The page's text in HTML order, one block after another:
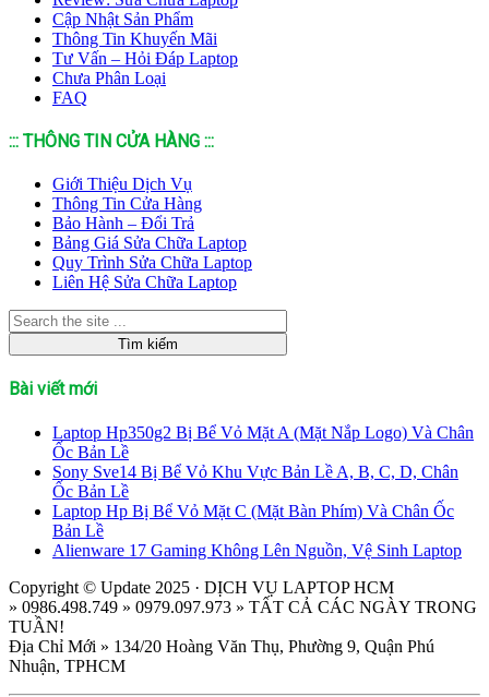
Cập Nhật Sản Phẩm
Thông Tin Khuyến Mãi
Tư Vấn – Hỏi Đáp Laptop
Chưa Phân Loại
FAQ
::: THÔNG TIN CỬA HÀNG :::
Giới Thiệu Dịch Vụ
Thông Tin Cửa Hàng
Bảo Hành – Đổi Trả
Bảng Giá Sửa Chữa Laptop
Quy Trình Sửa Chữa Laptop
Liên Hệ Sửa Chữa Laptop
Bài viết mới
Laptop Hp350g2 Bị Bể Vỏ Mặt A (Mặt Nắp Logo) Và Chân
Ốc Bản Lề
Sony Sve14 Bị Bể Vỏ Khu Vực Bản Lề A, B, C, D, Chân
Ốc Bản Lề
Laptop Hp Bị Bể Vỏ Mặt C (Mặt Bàn Phím) Và Chân Ốc
Bản Lề
Alienware 17 Gaming Không Lên Nguồn, Vệ Sinh Laptop
Copyright © Update 2025 · DỊCH VỤ LAPTOP HCM
» 0986.498.749 » 0979.097.973 » TẤT CẢ CÁC NGÀY TRONG
TUẦN!
Địa Chỉ Mới » 134/20 Hoàng Văn Thụ, Phường 9, Quận Phú
Nhuận, TPHCM